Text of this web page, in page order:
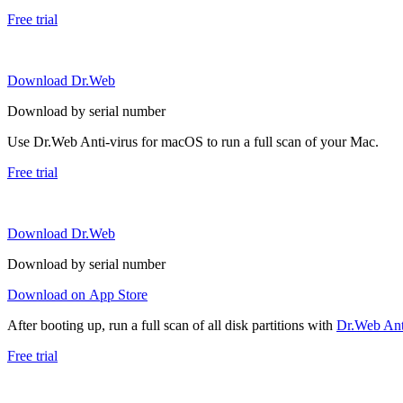
Free trial
Download Dr.Web
Download by serial number
Use Dr.Web Anti-virus for macOS to run a full scan of your Mac.
Free trial
Download Dr.Web
Download by serial number
Download on App Store
After booting up, run a full scan of all disk partitions with Dr.Web
Free trial